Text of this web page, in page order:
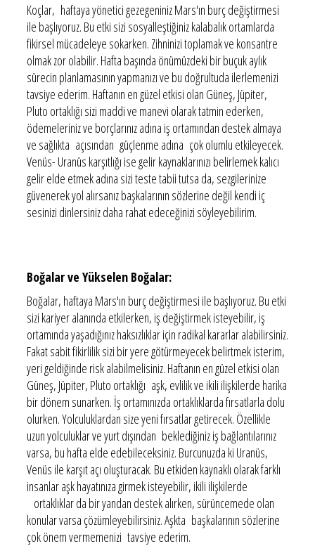
Koçlar, haftaya yönetici gezegeniniz Mars'ın burç değiştirmesi
ile başlıyoruz. Bu etki sizi sosyalleştiğiniz kalabalık ortamlarda
fikirsel mücadeleye sokarken. Zihninizi toplamak ve konsantre
olmak zor olabilir. Hafta başında önümüzdeki bir buçuk aylık
sürecin planlamasının yapmanızı ve bu doğrultuda ilerlemenizi
tavsiye ederim. Haftanın en güzel etkisi olan Güneş, Jüpiter,
Pluto ortaklığı sizi maddi ve manevi olarak tatmin ederken,
ödemeleriniz ve borçlarınız adına iş ortamından destek almaya
ve sağlıkta açısından güçlenme adına çok olumlu etkileyecek.
Venüs- Uranüs karşıtlığı ise gelir kaynaklarınızı belirlemek kalıcı
gelir elde etmek adına sizi teste tabii tutsa da, sezgilerinize
güvenerek yol alırsanız başkalarının sözlerine değil kendi iç
sesinizi dinlersiniz daha rahat edeceğinizi söyleyebilirim.
Boğalar ve Yükselen Boğalar:
Boğalar, haftaya Mars'ın burç değiştirmesi ile başlıyoruz. Bu etki
sizi kariyer alanında etkilerken, iş değiştirmek isteyebilir, iş
ortamında yaşadığınız haksızlıklar için radikal kararlar alabilirsiniz.
Fakat sabit fikirlilik sizi bir yere götürmeyecek belirtmek isterim,
yeri geldiğinde risk alabilmelisiniz. Haftanın en güzel etkisi olan
Güneş, Jüpiter, Pluto ortaklığı aşk, evlilik ve ikili ilişkilerde harika
bir dönem sunarken. İş ortamınızda ortaklıklarda fırsatlarla dolu
olurken. Yolculuklardan size yeni fırsatlar getirecek. Özellikle
uzun yolculuklar ve yurt dışından beklediğiniz iş bağlantılarınız
varsa, bu hafta elde edebileceksiniz. Burcunuzda ki Uranüs,
Venüs ile karşıt açı oluşturacak. Bu etkiden kaynaklı olarak farklı
insanlar aşk hayatınıza girmek isteyebilir, ikili ilişkilerde
ortaklıklar da bir yandan destek alırken, sürüncemede olan
konular varsa çözümleyebilirsiniz. Aşkta başkalarının sözlerine
çok önem vermemenizi tavsiye ederim.